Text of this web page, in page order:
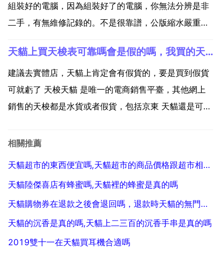
家...
組裝好的電腦，因為組裝好了的電腦，你無法分辨是非
二手，有無維修記錄的。不是很靠譜，公版縮水嚴重。
貓的組裝機靠譜嗎？天貓的這家店還好，比 那些伺服器
和雜牌配件以及二手配件組裝的好得多版，不過一般這
種店鋪。權...
天貓上買天梭表可靠嗎會是假的嗎，我買的天梭手錶鏡面出現細微劃痕是不是就是假的
建議去實體店，天貓上肯定會有假貨的，要是買到假貨
可就虧了 天梭天貓 是唯一的電商銷售平臺，其他網上
銷售的天梭都是水貨或者假貨，包括京東 天貓還是可靠
可以不信，那寶玉拿著書子,笑嘻嘻走進來遞給麝月收
相關推薦
天貓超市的東西便宜嗎,天貓超市的商品價格跟超市相比是貴還是便宜？
天貓陸傑喜店有蜂蜜嗎,天貓裡的蜂蜜是真的嗎
天貓購物券在退款之後會退回嗎，退款時天貓的無門檻券會退回嗎
天貓的沉香是真的嗎,天貓上二三百的沉香手串是真的嗎
2019雙十一在天貓買耳機合適嗎